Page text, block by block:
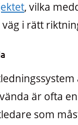
, vilka
i rätt
är ofta
som